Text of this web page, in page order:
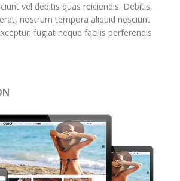
vel debitis quas reiciendis. Debitis,
nostrum tempora aliquid nesciunt
fugiat neque facilis perferendis